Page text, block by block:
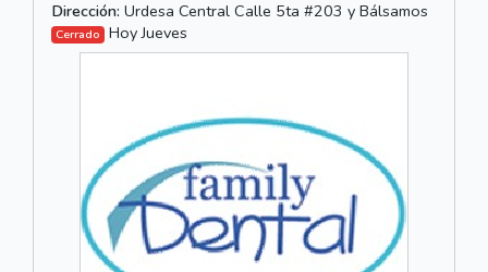
Dirección: Urdesa Central Calle 5ta #203 y Bálsamos
Cerrado Hoy Jueves